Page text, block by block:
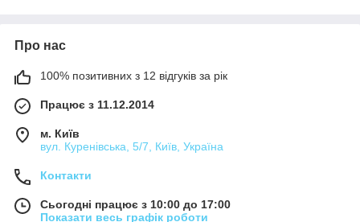
Асортимент мультирамок, який не
дизайнів. В каталозі ви побачите і зможете купити вироби на
двокольорові (червоні + білі, чорні + білі) і багатоколірні.
Розміщення фотографій може бути горизонтальним і
вертикальним, але, як правило, в одній моделі поєднуються і
ті, і інші варіанти. Матеріали корпусу – ДВП і ДСП, захисні
екрани – скляні та пластикові.
Про нас
100% позитивних з 12 відгуків за рік
Працює з 11.12.2014
м. Київ
вул. Куренівська, 5/7, Київ, Україна
Контакти
Сьогодні працює з 10:00 до 17:00
Показати весь графік роботи